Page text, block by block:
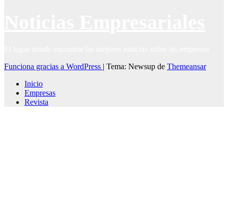
Funciona gracias a WordPress | Tema: Newsup de Themeansar
Inicio
Empresas
Revista